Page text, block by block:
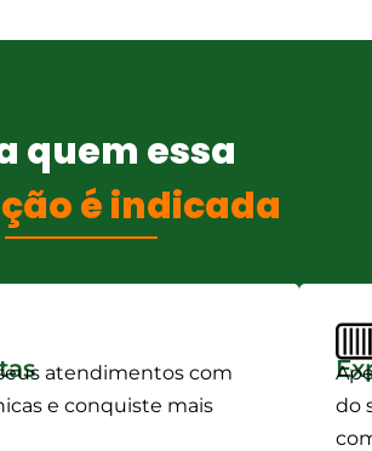
quem essa
é indicada
atendimentos com
e conquiste mais
do